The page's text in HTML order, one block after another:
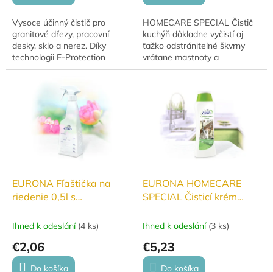
Vysoce účinný čistič pro
granitové dřezy, pracovní
desky, sklo a nerez. Díky
technologii E-Protection
vytváří ochrannou vrstvu,
HOMECARE SPECIAL Čistič
kuchýň dôkladne vyčistí aj
ťažko odstrániteľné škvrny
vrátane mastnoty a
pripálených jedál.
EURONA Fľaštička na
riedenie 0,5l s
Ihned k odeslání (4 ks)
€2,06
Do košíka
EURONA HOMECARE
SPECIAL Čisticí krém
Ihned k odeslání (3 ks)
€5,23
Do košíka